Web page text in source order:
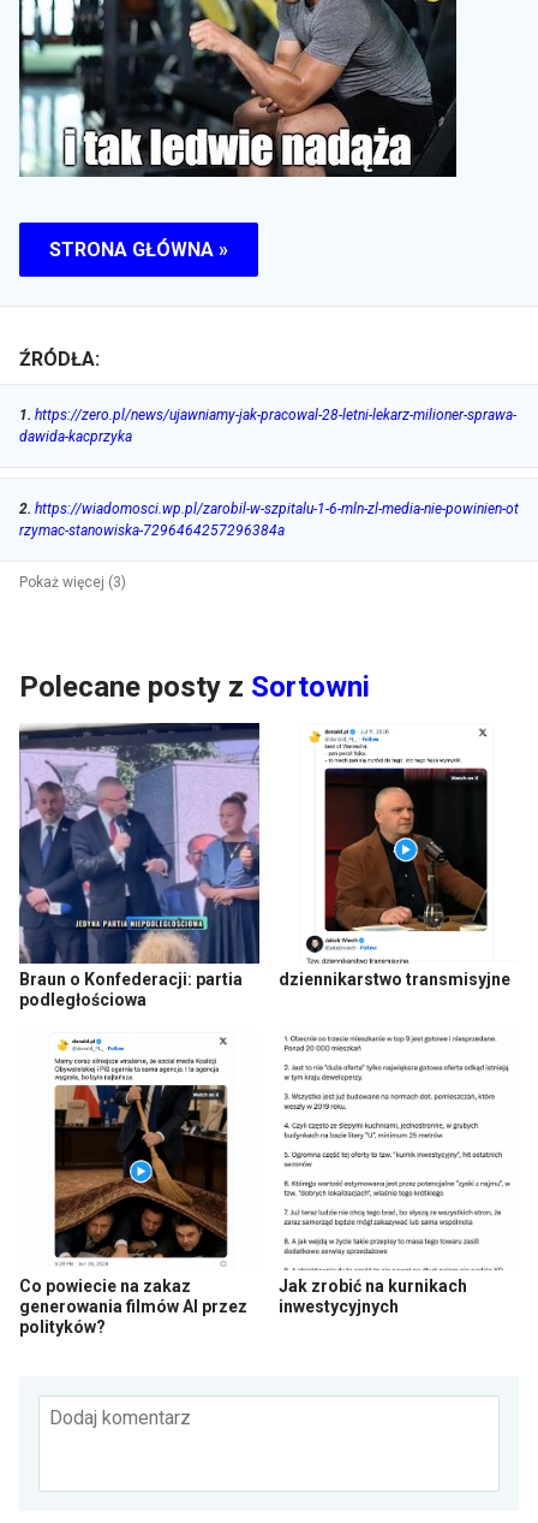
STRONA GŁÓWNA »
ŹRÓDŁA:
1. https://zero.pl/news/ujawniamy-jak-pracowal-28-letni-lekarz-milioner-sprawa-
dawida-kacprzyka
2. https://wiadomosci.wp.pl/zarobil-w-szpitalu-1-6-mln-zl-media-nie-powinien-ot
rzymac-stanowiska-7296464257296384a
Pokaż więcej (3)
Polecane posty z Sortowni
Braun o Konfederacji: partia
podległościowa
dziennikarstwo transmisyjne
Co powiecie na zakaz
generowania filmów AI przez
polityków?
Jak zrobić na kurnikach
inwestycyjnych
Dodaj komentarz